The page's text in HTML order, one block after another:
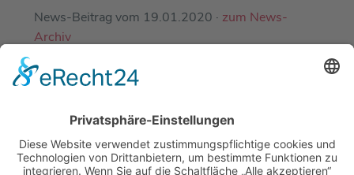
News-Beitrag vom 19.01.2020 · zum News-
Archiv
EINE ABTEILUNG DES
DJK-SV MIRSKOFEN E.V.